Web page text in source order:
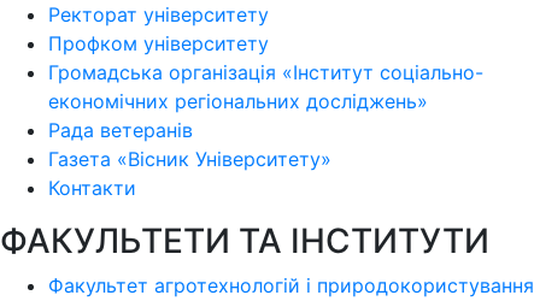
Ректорат університету
Профком університету
Громадська організація «Інститут соціально-
економічних регіональних досліджень»
Рада ветеранів
Газета «Вісник Університету»
Контакти
ФАКУЛЬТЕТИ ТА ІНСТИТУТИ
Факультет агротехнологій і природокористування